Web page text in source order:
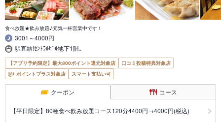
食べ放題★飲み放題♪元気一杯営業中です！
3001～4000円
駅直結!ｾﾝﾄﾗﾙﾋﾞﾙ地下1階｡
【アプリ予約限定】最大800ポイント還元対象店
口コミ投稿特典対象店
ポイントプラス対象店
スマート支払い可
クーポン コース
【平日限定】80種食べ飲み放題コース120分4400円→4000円(税込)